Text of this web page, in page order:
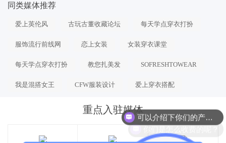
同类媒体推荐
爱上英伦风 古玩古董收藏论坛 每天学点穿衣打扮
服饰流行前线网 恋上女装 女装穿衣课堂
每天学点穿衣打扮 教您扎美发 SOFRESHTOWEAR
我是混搭女王 CFW服装设计 爱上穿衣搭配
重点入驻媒体
可以介绍下你们的产品么？
你们是怎么收费的呢？